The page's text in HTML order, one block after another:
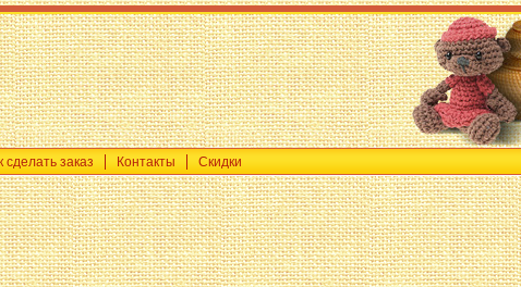
сделать заказ Контакты Скидки